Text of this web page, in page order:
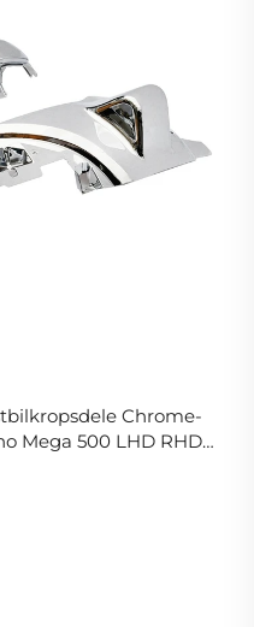
Chrome-
Mega 500 LHD RHD